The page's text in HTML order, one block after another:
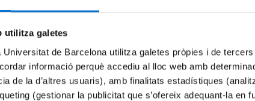
utilitza galetes
Universitat de Barcelona utilitza galetes pròpies i de
informació perquè accediu al lloc web amb
de la d’altres usuaris), amb finalitats estadístiques
(gestionar la publicitat que s’ofereix adequant-la en